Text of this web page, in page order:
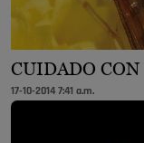
CUIDADO
17-10-2014 7:41 a.m.